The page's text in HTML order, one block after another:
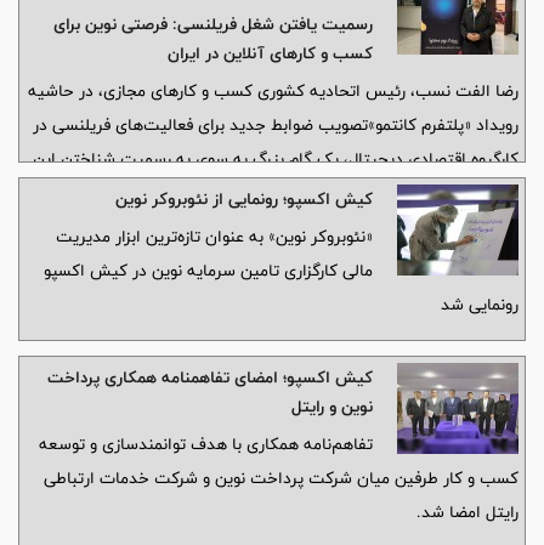
رسمیت یافتن شغل فریلنسی: فرصتی نوین برای
کسب و کارهای آنلاین در ایران
رضا الفت نسب، رئیس اتحادیه کشوری کسب و کارهای مجازی، در حاشیه
رویداد «پلتفرم کانتمو»تصویب ضوابط جدید برای فعالیت‌های فریلنسی در
کارگروه اقتصادی دیجیتال، یک گام بزرگ به سوی به رسمیت شناختن این
نوع شغل‌ها در کشور است. این تصمیم به افراد این امکان را می‌دهد که
بدون نیاز به حضور فیزیکی و از هر نقطه‌ای از کشور به فعالیت‌های خود
ادامه دهند.
کیش اکسپو؛ رونمایی از نئوبروکر نوین
«نئوبروکر نوین» به عنوان تازه‌ترین ابزار مدیریت
مالی کارگزاری تامین سرمایه نوین در کیش اکسپو
رونمایی شد
کیش اکسپو؛ امضای تفاهمنامه همکاری پرداخت
نوین و رایتل
تفاهم‌نامه همکاری با هدف توانمندسازی و توسعه
کسب و کار طرفین میان شرکت پرداخت نوین و شرکت خدمات ارتباطی
رایتل امضا شد.